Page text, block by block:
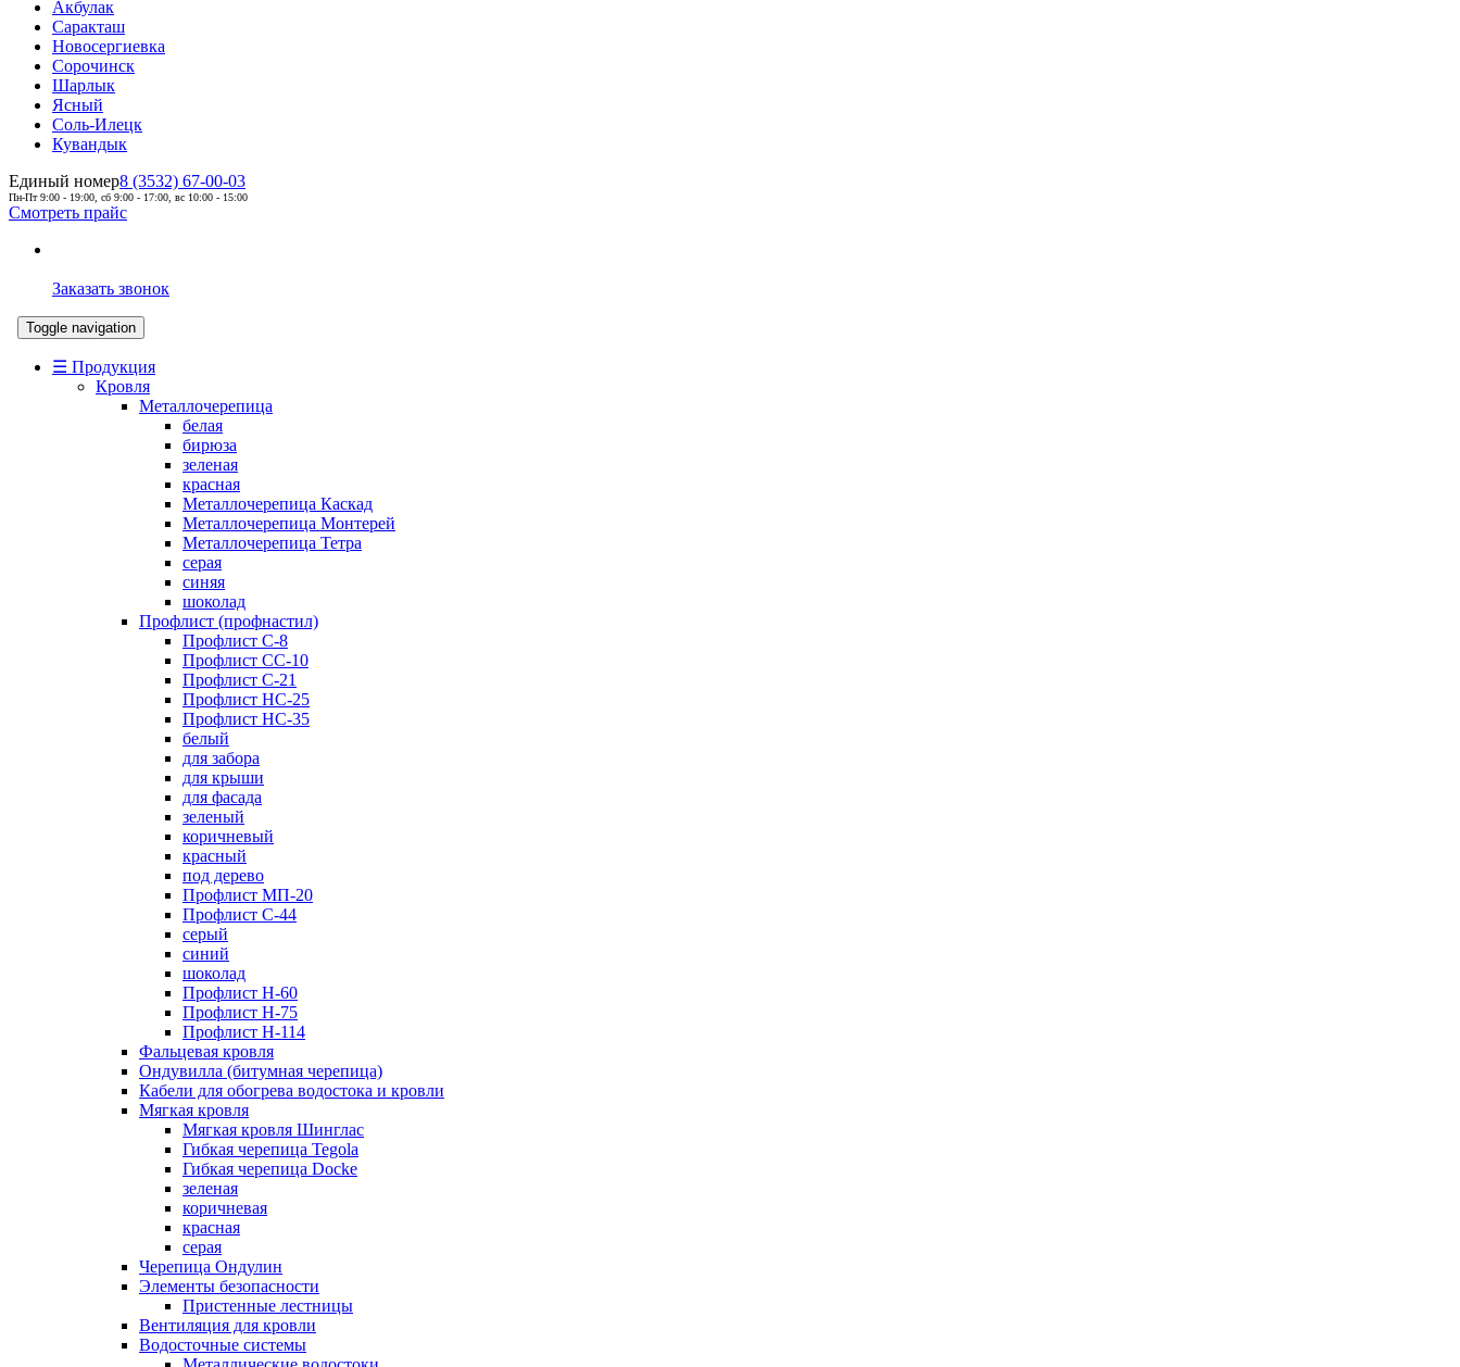
Акбулак
Саракташ
Новосергиевка
Сорочинск
Шарлык
Ясный
Соль-Илецк
Кувандык
Единый номер8 (3532) 67-00-03
Пн-Пт 9:00 - 19:00, сб 9:00 - 17:00, вс 10:00 - 15:00
Смотреть прайс
Заказать звонок
Toggle navigation
☰ Продукция
Кровля
Металлочерепица
белая
бирюза
зеленая
красная
Металлочерепица Каскад
Металлочерепица Монтерей
Металлочерепица Тетра
серая
синяя
шоколад
Профлист (профнастил)
Профлист С-8
Профлист СС-10
Профлист C-21
Профлист НС-25
Профлист НС-35
белый
для забора
для крыши
для фасада
зеленый
коричневый
красный
под дерево
Профлист МП-20
Профлист С-44
серый
синий
шоколад
Профлист Н-60
Профлист Н-75
Профлист H-114
Фальцевая кровля
Ондувилла (битумная черепица)
Кабели для обогрева водостока и кровли
Мягкая кровля
Мягкая кровля Шинглас
Гибкая черепица Tegola
Гибкая черепица Docke
зеленая
коричневая
красная
серая
Черепица Ондулин
Элементы безопасности
Пристенные лестницы
Вентиляция для кровли
Водосточные системы